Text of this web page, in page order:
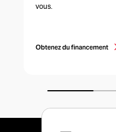
vous.
Obtenez du financement